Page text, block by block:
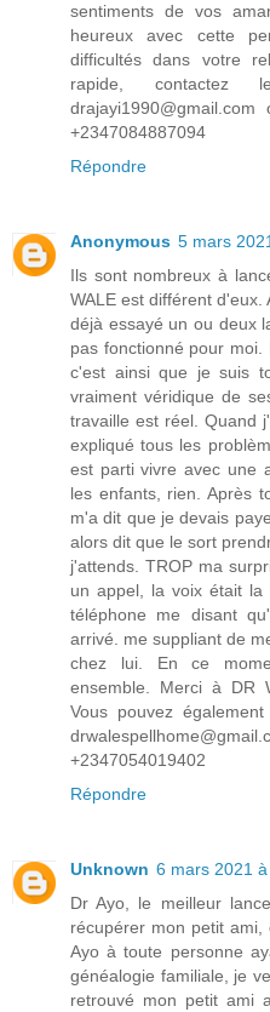
sentiments de vos
heureux avec cette
difficultés dans votre
rapide,
+2347084887094
Répondre
Anonymous 5 mars
Ils sont nombreux à
WALE est différent
déjà essayé un ou deux
pas fonctionné pour moi.
c'est ainsi que je suis
vraiment véridique de
travaille est réel. Quand
expliqué tous les
est parti vivre avec une
les enfants, rien. Après
m'a dit que je devais
alors dit que le sort
j'attends. TROP ma
un appel, la voix était
téléphone me disant
arrivé. me suppliant de
chez lui. En ce
ensemble. Merci à DR
Vous pouvez
+2347054019402
Répondre
Unknown 6 mars 2021
Dr Ayo, le meilleur
récupérer mon petit
Ayo à toute personne
généalogie familiale, je
retrouvé mon petit ami